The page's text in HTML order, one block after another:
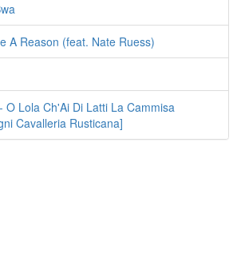
A Reason (feat. Nate Ruess)
O Lola Ch'Ai Di Latti La Cammisa
Cavalleria Rusticana]